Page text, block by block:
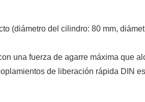
(diámetro del cilindro: 80 mm,
una fuerza de agarre máxima que
de liberación rápida DIN